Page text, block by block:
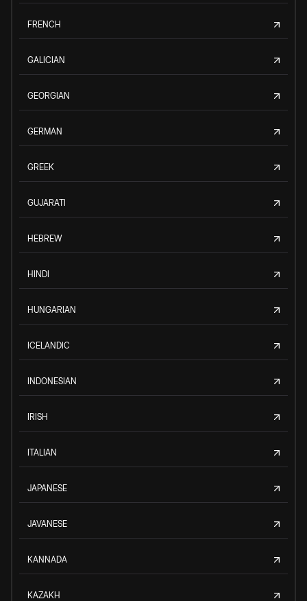
FRENCH
GALICIAN
GEORGIAN
GERMAN
GREEK
GUJARATI
HEBREW
HINDI
HUNGARIAN
ICELANDIC
INDONESIAN
IRISH
ITALIAN
JAPANESE
JAVANESE
KANNADA
KAZAKH